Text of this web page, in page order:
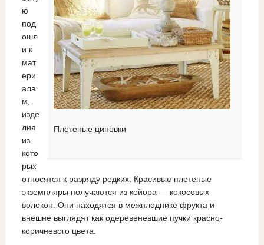
Плетеные циновки
ю
под
ошл
и к
мат
ери
ала
м,
изде
лия
из
кото
рых
относятся к разряду редких. Красивые плетеные
экземпляры получаются из койора — кокосовых
волокон. Они находятся в межплоднике фрукта и
внешне выглядят как одеревеневшие пучки красно-
коричневого цвета.